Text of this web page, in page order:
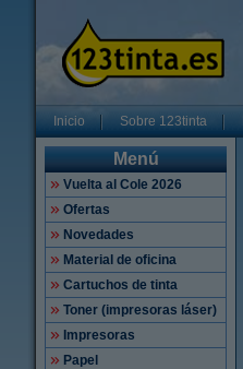
Inicio Sobre 123tinta
Menú
Vuelta al Cole 2026
Ofertas
Novedades
Material de oficina
Cartuchos de tinta
Toner (impresoras láser)
Impresoras
Papel